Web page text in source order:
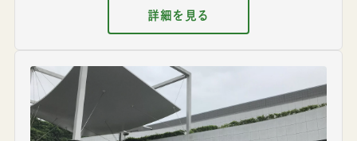
詳細を見る